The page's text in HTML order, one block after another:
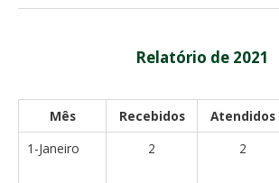
Relatório de 2021
Mês Recebidos Atendidos
1-Janeiro
2 2